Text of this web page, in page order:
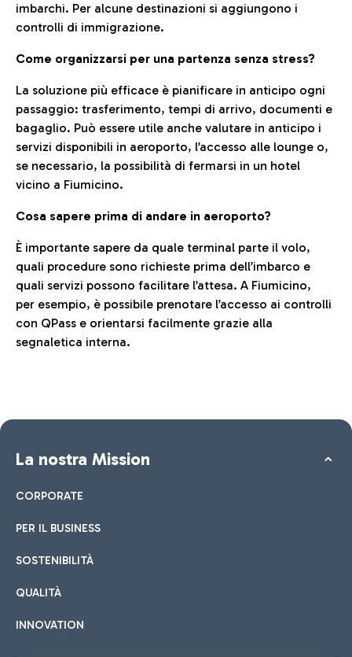
imbarchi. Per alcune destinazioni si aggiungono i
controlli di immigrazione.
Come organizzarsi per una partenza senza stress?
La soluzione più efficace è pianificare in anticipo ogni
passaggio: trasferimento, tempi di arrivo, documenti e
bagaglio. Può essere utile anche valutare in anticipo i
servizi disponibili in aeroporto, l’accesso alle lounge o,
se necessario, la possibilità di fermarsi in un hotel
vicino a Fiumicino.
Cosa sapere prima di andare in aeroporto?
È importante sapere da quale terminal parte il volo,
quali procedure sono richieste prima dell’imbarco e
quali servizi possono facilitare l’attesa. A Fiumicino,
per esempio, è possibile prenotare l’accesso ai controlli
con QPass e orientarsi facilmente grazie alla
segnaletica interna.
La nostra Mission
CORPORATE
PER IL BUSINESS
SOSTENIBILITÀ
QUALITÀ
INNOVATION